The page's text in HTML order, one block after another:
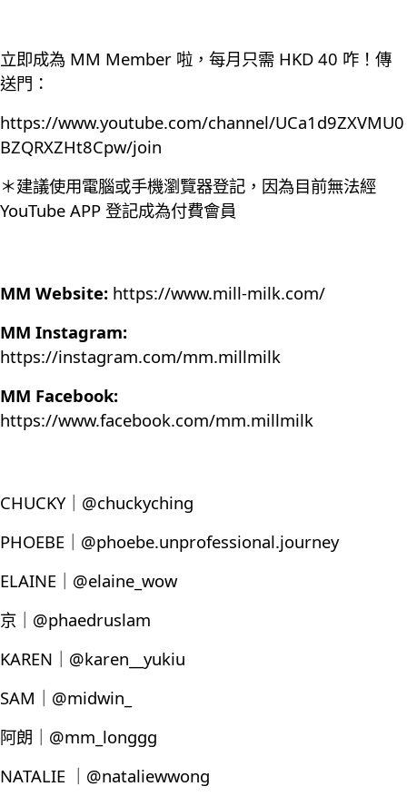
立即成為 MM Member 啦，每月只需 HKD 40 咋！傳
送門：
https://www.youtube.com/channel/UCa1d9ZXVMU0
BZQRXZHt8Cpw/join
＊建議使用電腦或手機瀏覽器登記，因為目前無法經
YouTube APP 登記成為付費會員
MM Website: https://www.mill-milk.com/
MM Instagram:
https://instagram.com/mm.millmilk
MM Facebook:
https://www.facebook.com/mm.millmilk
CHUCKY｜@chuckyching
PHOEBE｜@phoebe.unprofessional.journey
ELAINE｜@elaine_wow
京｜@phaedruslam
KAREN｜@karen__yukiu
SAM｜@midwin_
阿朗｜@mm_longgg
NATALIE ｜@nataliewwong